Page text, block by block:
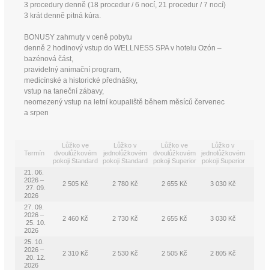
3 procedury denně (18 procedur / 6 nocí, 21 procedur / 7 nocí)
3 krát denně pitná kúra.
BONUSY zahrnuty v ceně pobytu
denně 2 hodinový vstup do WELLNESS SPA v hotelu Ozón –
bazénová část,
pravidelný animační program,
medicínské a historické přednášky,
vstup na taneční zábavy,
neomezený vstup na letní koupaliště během měsíců červenec
a srpen
Termín
Lůžko ve
dvoulůžkovém
pokoji Standard
Lůžko v
jednolůžkovém
pokoji Standard
Lůžko ve
dvoulůžkovém
pokoji Superior
Lůžko v
jednolůžkovém
pokoji Superior
21. 06.
2026 –
27. 09.
2026
2 505 Kč 2 780 Kč 2 655 Kč 3 030 Kč
27. 09.
2026 –
25. 10.
2026
2 460 Kč 2 730 Kč 2 655 Kč 3 030 Kč
25. 10.
2026 –
20. 12.
2026
2 310 Kč 2 530 Kč 2 505 Kč 2 805 Kč